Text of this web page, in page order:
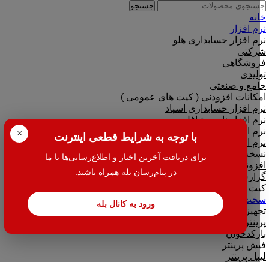
× با توجه به شرایط قطعی اینترنت
برای دریافت آخرین اخبار و اطلاع‌رسانی‌ها با ما
در پیام‌رسان بله همراه باشید.
ورود به کانال بله
جستجو
خانه
نرم افزار
نرم افزار حسابداری هلو
شرکتی
فروشگاهی
تولیدی
جامع و صنعتی
امکانات افزودنی ( کیت های عمومی )
نرم افزار حسابداری اسپاد
نرم افزارهای مشاغل
نرم افزار تحت وب|بدکا
نرم افزار CRM|لینک به هلو
نسخه آموزشی حسابداری هلو
افزونه متصل به نرم افزار هلو
گزارش گیر نرم افزار هلو
کیت هلو
سخت افزار
تجهیزات فروشگاهی
پرینتر
بارکدخوان
فیش پرینتر
لیبل پرینتر